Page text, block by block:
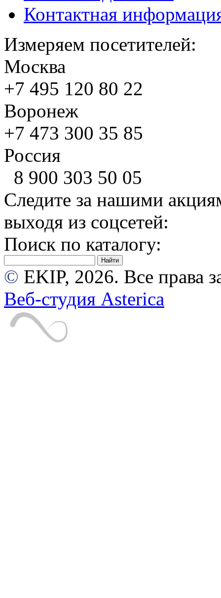
Контактная
Измеряем посетителей:
Москва
+7 495 120 80 22
Воронеж
+7 473 300 35 85
Россия
8 900 303 50 05
Следите за нашими
выходя из соцсетей:
Поиск по каталогу:
© EKIP, 2026. Все права
Веб-студия Asterica